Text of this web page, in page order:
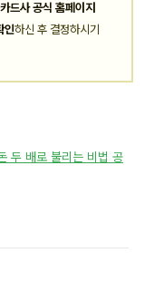
드사 공식 홈페이지
인하신 후 결정하시기
두 배로 불리는 비법 공